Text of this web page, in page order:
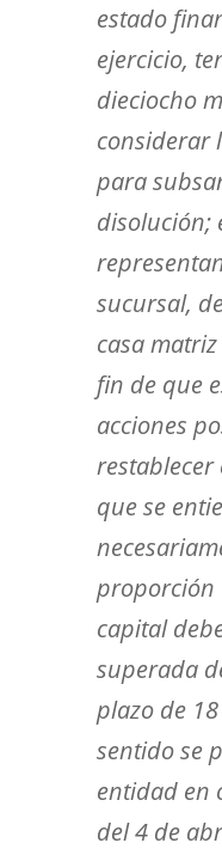
estado
ejercicio,
dieciocho
considerar
para
disolución;
sucursal,
casa
fin de que
acciones
que se
proporción
capital
superada
plazo de
sentido se
entidad en
del 4 de